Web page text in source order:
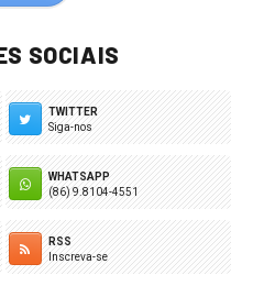
SOCIAIS
TWITTER
Siga-nos
WHATSAPP
(86) 9.8104-4551
RSS
Inscreva-se